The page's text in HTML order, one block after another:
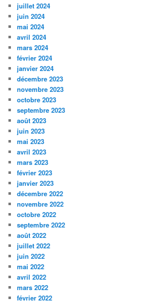
juillet 2024
juin 2024
mai 2024
avril 2024
mars 2024
février 2024
janvier 2024
décembre 2023
novembre 2023
octobre 2023
septembre 2023
août 2023
juin 2023
mai 2023
avril 2023
mars 2023
février 2023
janvier 2023
décembre 2022
novembre 2022
octobre 2022
septembre 2022
août 2022
juillet 2022
juin 2022
mai 2022
avril 2022
mars 2022
février 2022